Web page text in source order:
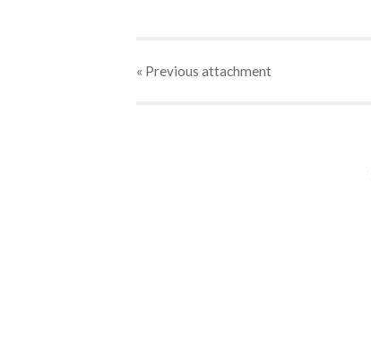
« Previous attachment